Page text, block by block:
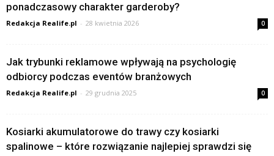
ponadczasowy charakter garderoby?
Redakcja Realife.pl - 28 kwietnia 2026 0
Jak trybunki reklamowe wpływają na psychologię
odbiorcy podczas eventów branżowych
Redakcja Realife.pl - 29 grudnia 2025 0
Kosiarki akumulatorowe do trawy czy kosiarki
spalinowe – które rozwiązanie najlepiej sprawdzi się